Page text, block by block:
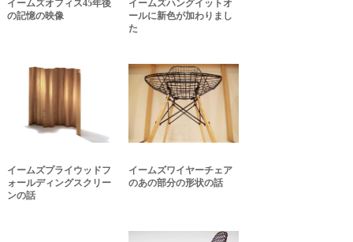
イームズオフィス45年後
の記憶の映像
イームズハングイットオ
ールに新色が加わりまし
た
イームズプライウッドフ
ォールディングスクリー
ンの話
イームズワイヤーチェア
のあの部分の形状の話